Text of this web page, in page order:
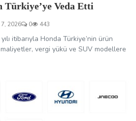
Türkiye’ye Veda Etti
2026 0 443
itibarıyla Honda Türkiye’nin ürün
maliyetler, vergi yükü ve SUV modellere